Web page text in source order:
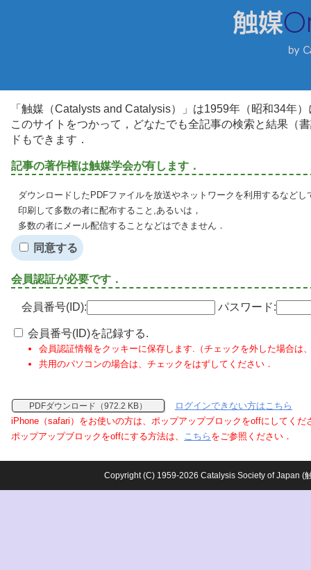
「触媒（Catalysts and Catalysis）」は1959年（昭和34年
このサイトをつかって，どなたでも全記事の検索と結果（
ドもできます．
記事の著作権は触媒学会が有します．
ダウンロードしたPDFファイルを放送やネットワークを利用するなど
印刷して多数の者に配布すること,あるいは，
多数の者にメール配信することなどはできません．
同意する
会員認証が必要です．
会員番号(ID): パスワード:
会員番号(ID)を記録する.
会員認証情報をクッキーに保存します.（チェックを外した場合は
共用のパソコンの場合は、チェックをはずしてください．
PDFダウンロード（972.2 KB）
ログインできない方はこちら
iPhone（safari）をお使いの方は、ポップアップブロックをoffにしてくだ
ポップアップブロックをoffにする方法は、 こちら をご参照ください．
Copyright (C) 1959-2026 Catalysis Society of Japan (